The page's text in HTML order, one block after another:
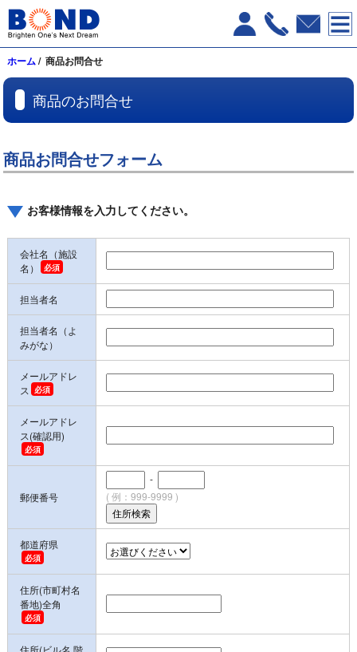
ホーム/ 商品お問合せ
商品のお問合せ
商品お問合せフォーム
お客様情報を入力してください。
会社名（施設
名）
担当者名
担当者名（よ
みがな）
メールアドレ
ス
メールアドレ
ス(確認用)
郵便番号
-
( 例：999-9999 )
都道府県
住所(市町村名
番地)全角
住所(ビル名 階